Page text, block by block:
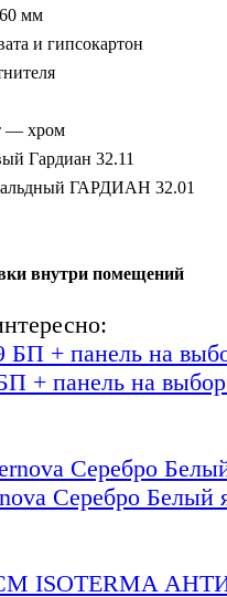
60 мм
и гипсокартон
ителя
— хром
Гардиан 32.11
ГАРДИАН 32.01
внутри помещений
панель на выбор
Серебро Белый